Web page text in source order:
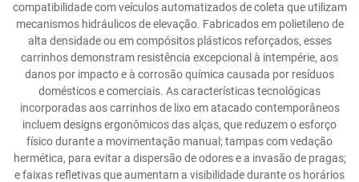
compatibilidade com veículos automatizados de coleta que utilizam
mecanismos hidráulicos de elevação. Fabricados em polietileno de
alta densidade ou em compósitos plásticos reforçados, esses
carrinhos demonstram resistência excepcional à intempérie, aos
danos por impacto e à corrosão química causada por resíduos
domésticos e comerciais. As características tecnológicas
incorporadas aos carrinhos de lixo em atacado contemporâneos
incluem designs ergonômicos das alças, que reduzem o esforço
físico durante a movimentação manual; tampas com vedação
hermética, para evitar a dispersão de odores e a invasão de pragas;
e faixas refletivas que aumentam a visibilidade durante os horários